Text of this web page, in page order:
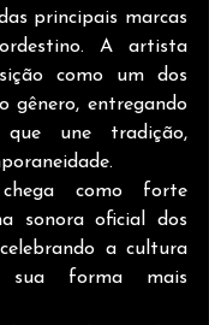
principais marcas
A artista
como um dos
gênero, entregando
que une tradição,
como forte
sonora oficial dos
a cultura
sua forma mais